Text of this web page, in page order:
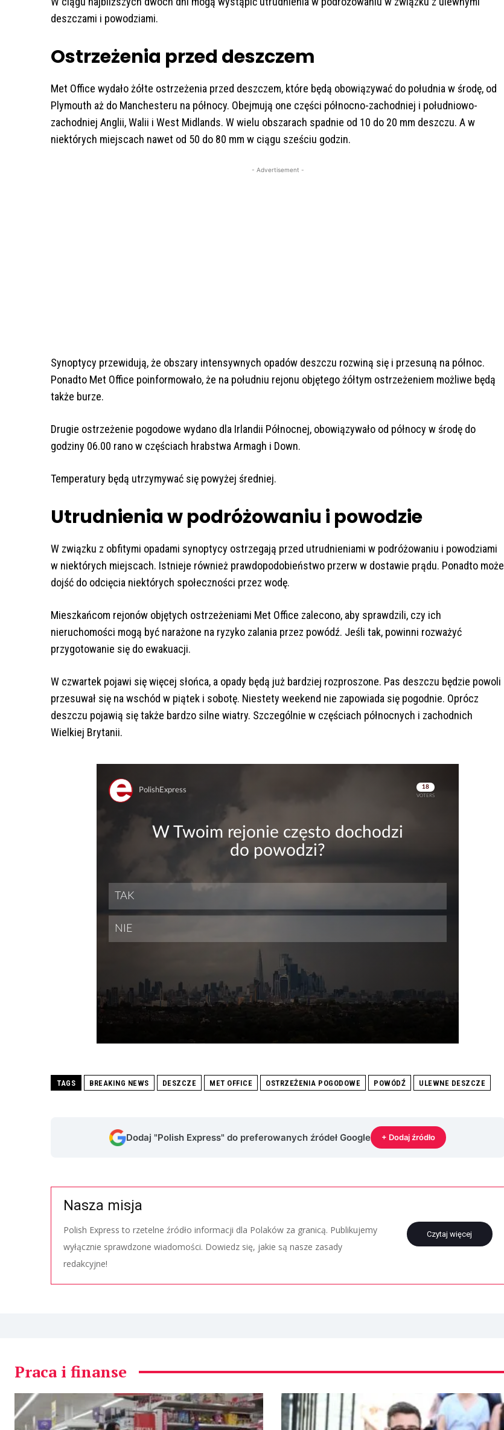
deszczami i powodziami.
Ostrzeżenia przed deszczem
Met Office wydało żółte ostrzeżenia przed deszczem, które będą obowiązywać do południa w środę, od
Plymouth aż do Manchesteru na północy. Obejmują one części północno-zachodniej i południowo-
zachodniej Anglii, Walii i West Midlands. W wielu obszarach spadnie od 10 do 20 mm deszczu. A w
niektórych miejscach nawet od 50 do 80 mm w ciągu sześciu godzin.
- Advertisement -
Synoptycy przewidują, że obszary intensywnych opadów deszczu rozwiną się i przesuną na północ.
Ponadto Met Office poinformowało, że na południu rejonu objętego żółtym ostrzeżeniem możliwe będą
także burze.
Drugie ostrzeżenie pogodowe wydano dla Irlandii Północnej, obowiązywało od północy w środę do
godziny 06.00 rano w częściach hrabstwa Armagh i Down.
Temperatury będą utrzymywać się powyżej średniej.
Utrudnienia w podróżowaniu i powodzie
W związku z obfitymi opadami synoptycy ostrzegają przed utrudnieniami w podróżowaniu i powodziami
w niektórych miejscach. Istnieje również prawdopodobieństwo przerw w dostawie prądu. Ponadto może
dojść do odcięcia niektórych społeczności przez wodę.
Mieszkańcom rejonów objętych ostrzeżeniami Met Office zalecono, aby sprawdzili, czy ich
nieruchomości mogą być narażone na ryzyko zalania przez powódź. Jeśli tak, powinni rozważyć
przygotowanie się do ewakuacji.
W czwartek pojawi się więcej słońca, a opady będą już bardziej rozproszone. Pas deszczu będzie powoli
przesuwał się na wschód w piątek i sobotę. Niestety weekend nie zapowiada się pogodnie. Oprócz
deszczu pojawią się także bardzo silne wiatry. Szczególnie w częściach północnych i zachodnich
Wielkiej Brytanii.
TAGS BREAKING NEWS DESZCZE MET OFFICE OSTRZEŻENIA POGODOWE POWÓDŹ ULEWNE DESZCZE
Dodaj "Polish Express" do preferowanych źródeł Google + Dodaj źródło
Nasza misja
Polish Express to rzetelne źródło informacji dla Polaków za granicą. Publikujemy
wyłącznie sprawdzone wiadomości. Dowiedz się, jakie są nasze zasady
redakcyjne!
Czytaj więcej
Praca i finanse